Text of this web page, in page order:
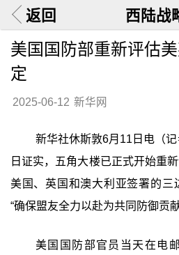
返回 西陆战
美国国防部重新评估
定
2025-06-12 新华网
新华社休斯敦6月11日电（
日证实，五角大楼已正式开始重
美国、英国和澳大利亚签署的三
“确保盟友全力以赴为共同防御贡献
美国国防部官员当天在电